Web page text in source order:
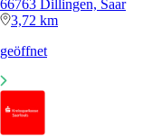
66763 Dillingen, Saar
3,72 km
geöffnet